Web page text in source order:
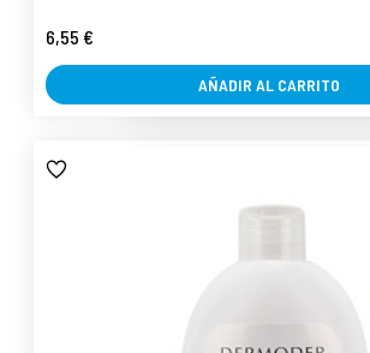
6,55 €
AÑADIR AL CARRITO